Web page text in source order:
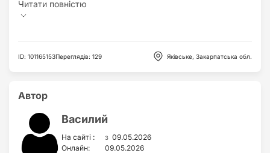
ID: 101165153Переглядів: 129 Яківське, Закарпатська обл.
Автор
Василий
На сайті : з 09.05.2026
Онлайн:
09.05.2026